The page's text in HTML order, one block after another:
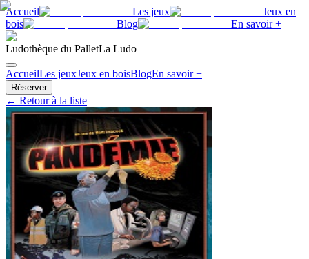
Accueil Les jeux
Jeux en
bois
Blog En savoir +
Ludothèque du PalletLa Ludo
AccueilLes jeuxJeux en boisBlogEn savoir +
Réserver
← Retour à la liste